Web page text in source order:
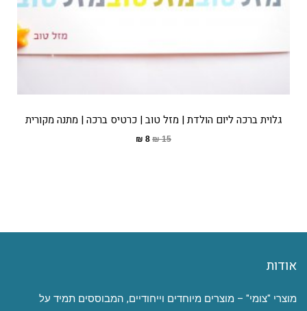
גלוית ברכה ליום הולדת | מזל טוב | כרטיס ברכה | מתנה מקורית
15
₪
8
₪
אודות
מוצרי "צומי" – מוצרים מיוחדים וייחודיים, המבוססים תמיד על